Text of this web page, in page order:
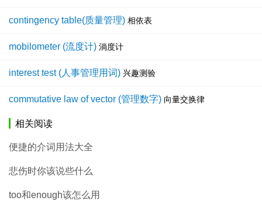
contingency table(质量管理) 相依表
mobilometer (流度计) 淌度计
interest test (人事管理用词) 兴趣测验
commutative law of vector (管理数字) 向量交换律
相关阅读
便捷的介词用法大全
悲伤时你该说些什么
too和enough该怎么用